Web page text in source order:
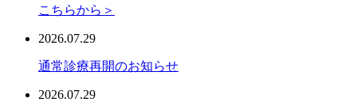
こちらから＞
2026.07.29
通常診療再開のお知らせ
2026.07.29